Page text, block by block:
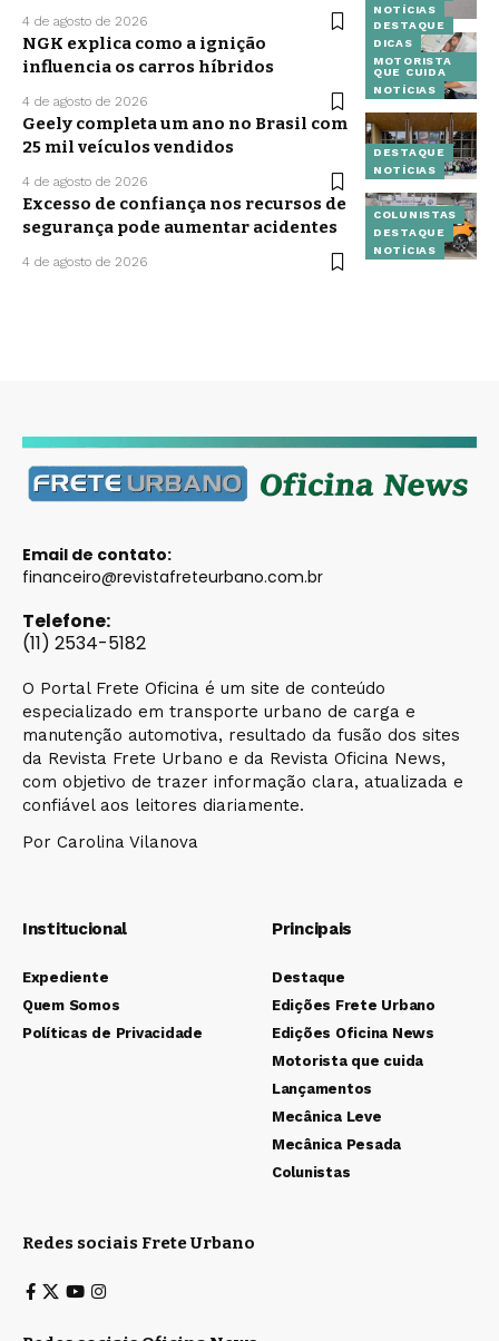
NOTÍCIAS
4 de agosto de 2026
DESTAQUE
DICAS
MOTORISTA
QUE CUIDA
NOTÍCIAS
NGK explica como a ignição
influencia os carros híbridos
4 de agosto de 2026
DESTAQUE
NOTÍCIAS
Geely completa um ano no Brasil com
25 mil veículos vendidos
4 de agosto de 2026
COLUNISTAS
DESTAQUE
NOTÍCIAS
Excesso de confiança nos recursos de
segurança pode aumentar acidentes
4 de agosto de 2026
Email de contato:
financeiro@revistafreteurbano.com.br
Telefone:
(11) 2534-5182
O Portal Frete Oficina é um site de conteúdo
especializado em transporte urbano de carga e
manutenção automotiva, resultado da fusão dos sites
da Revista Frete Urbano e da Revista Oficina News,
com objetivo de trazer informação clara, atualizada e
confiável aos leitores diariamente.
Por Carolina Vilanova
Institucional
Expediente
Quem Somos
Políticas de Privacidade
Principais
Destaque
Edições Frete Urbano
Edições Oficina News
Motorista que cuida
Lançamentos
Mecânica Leve
Mecânica Pesada
Colunistas
Redes sociais Frete Urbano